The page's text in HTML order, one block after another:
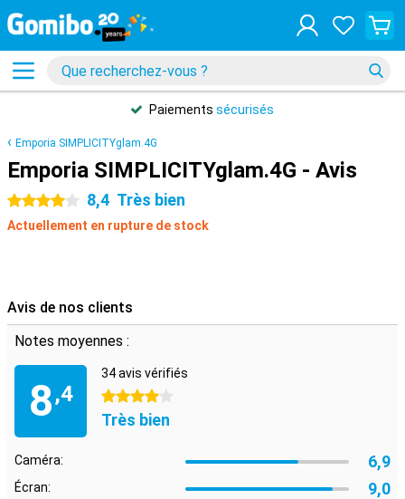
Paiements sécurisés
Emporia SIMPLICITYglam.4G
Emporia SIMPLICITYglam.4G - Avis
4 étoiles 8,4 Très bien
Actuellement en rupture de stock
Avis de nos clients
Notes moyennes :
8,4
34 avis vérifiés
4 étoiles
Très bien
Caméra: 6,9
Écran: 9,0